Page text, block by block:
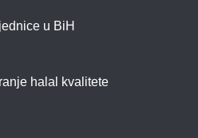
u BiH
halal kvalitete